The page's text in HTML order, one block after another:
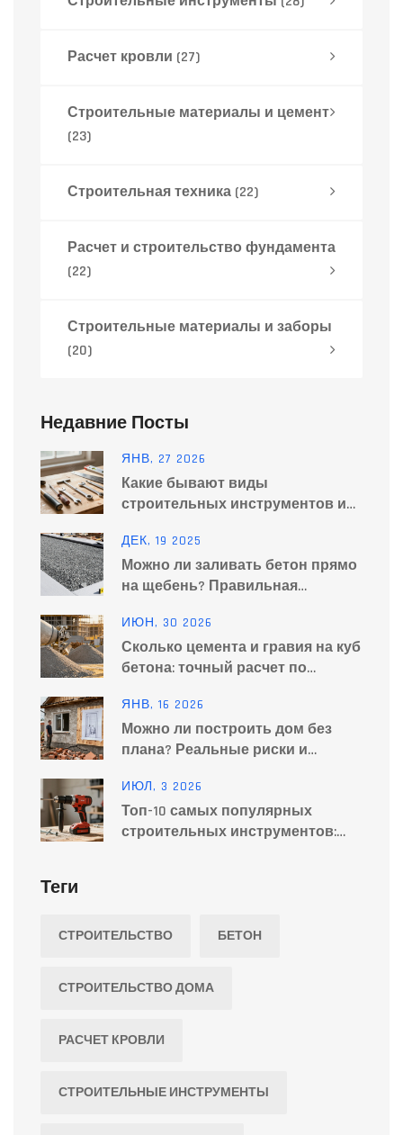
Расчет кровли (27)
Строительные материалы и цемент
(23)
Строительная техника (22)
Расчет и строительство фундамента
(22)
Строительные материалы и заборы
(20)
Недавние Посты
ЯНВ, 27 2026
Какие бывают виды
строительных инструментов и
ДЕК, 19 2025
Можно ли заливать бетон прямо
на щебень? Правильная
фундамента
ИЮН, 30 2026
Сколько цемента и гравия на куб
бетона: точный расчет по
ЯНВ, 16 2026
Можно ли построить дом без
плана? Реальные риски и
ИЮЛ, 3 2026
Топ-10 самых популярных
строительных инструментов:
Теги
СТРОИТЕЛЬСТВО БЕТОН
СТРОИТЕЛЬСТВО ДОМА
РАСЧЕТ КРОВЛИ
СТРОИТЕЛЬНЫЕ ИНСТРУМЕНТЫ